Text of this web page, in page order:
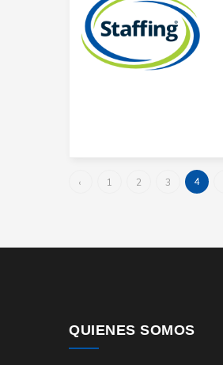
‹ 1 2 3 4
QUIENES SOMOS